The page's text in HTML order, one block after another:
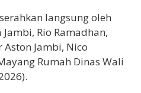
langsung oleh
Jambi, Rio Ramadhan,
Jambi, Nico
Rumah Dinas Wali